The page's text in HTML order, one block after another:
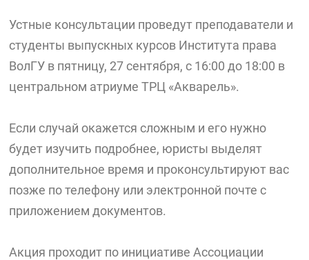
Устные консультации проведут преподаватели и
студенты выпускных курсов Института права
ВолГУ в пятницу, 27 сентября, с 16:00 до 18:00 в
центральном атриуме ТРЦ «Акварель».
Если случай окажется сложным и его нужно
будет изучить подробнее, юристы выделят
дополнительное время и проконсультируют вас
позже по телефону или электронной почте с
приложением документов.
Акция проходит по инициативе Ассоциации